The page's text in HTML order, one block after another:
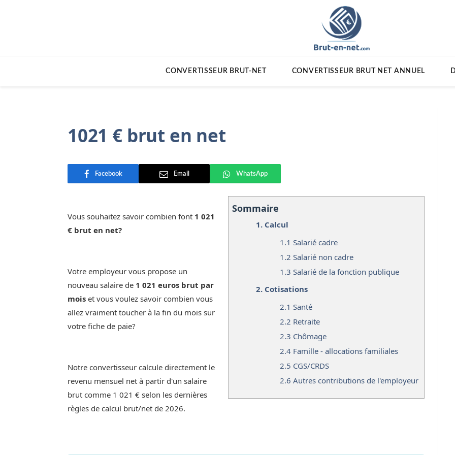
CONVERTISSEUR BRUT-NET CONVERTISSEUR BRUT NET ANNUEL
1021 € brut en net
Facebook Email WhatsApp
Sommaire
1. Calcul
1.1 Salarié cadre
1.2 Salarié non cadre
1.3 Salarié de la fonction publique
2. Cotisations
2.1 Santé
2.2 Retraite
2.3 Chômage
2.4 Famille - allocations familiales
2.5 CGS/CRDS
2.6 Autres contributions de l'employeur
Vous souhaitez savoir combien font 1 021
€ brut en net?
Votre employeur vous propose un
nouveau salaire de 1 021 euros brut par
mois et vous voulez savoir combien vous
allez vraiment toucher à la fin du mois sur
votre fiche de paie?
Notre convertisseur calcule directement le
revenu mensuel net à partir d'un salaire
brut comme 1 021 € selon les dernières
règles de calcul brut/net de 2026.